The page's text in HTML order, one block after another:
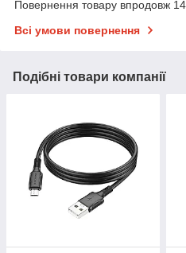
Повернення товару впродовж
Всі умови повернення
Подібні товари компанії